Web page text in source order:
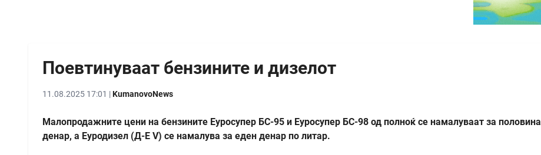
Поевтинуваат бензините и дизелот
11.08.2025 17:01 |KumanovoNews
Малопродажните цени на бензините Еуросупер БС-95 и Еуросупер БС-98 од полноќ се намалуваат за половина
денар, а Еуродизел (Д-Е V) се намалува за еден денар по литар.